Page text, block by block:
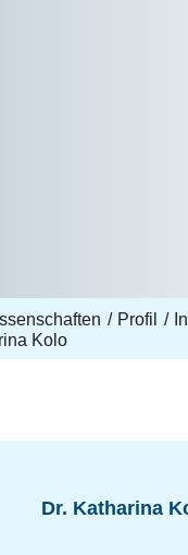
Profil
Kolo
Dr. Katharina